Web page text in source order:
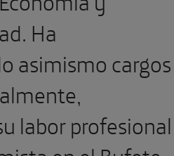
Ha
asimismo cargos
labor profesional